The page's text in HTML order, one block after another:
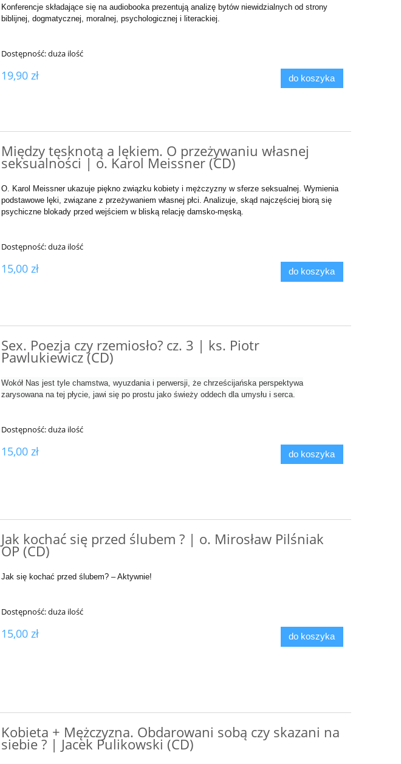
Konferencje składające się na audiobooka prezentują analizę bytów niewidzialnych od strony
biblijnej, dogmatycznej, moralnej, psychologicznej i literackiej.
Dostępność:duża ilość
19,90 zł do koszyka
Między tęsknotą a lękiem. O przeżywaniu własnej
seksualności | o. Karol Meissner (CD)
O. Karol Meissner ukazuje piękno związku kobiety i mężczyzny w sferze seksualnej. Wymienia
podstawowe lęki, związane z przeżywaniem własnej płci. Analizuje, skąd najczęściej biorą się
psychiczne blokady przed wejściem w bliską relację damsko-męską.
Dostępność:duża ilość
15,00 zł do koszyka
Sex. Poezja czy rzemiosło? cz. 3 | ks. Piotr
Pawlukiewicz (CD)
Wokół Nas jest tyle chamstwa, wyuzdania i perwersji, że chrześcijańska perspektywa
zarysowana na tej płycie, jawi się po prostu jako świeży oddech dla umysłu i serca.
Dostępność:duża ilość
15,00 zł do koszyka
Jak kochać się przed ślubem ? | o. Mirosław Pilśniak
OP (CD)
Jak się kochać przed ślubem? – Aktywnie!
Dostępność:duża ilość
15,00 zł do koszyka
Kobieta + Mężczyzna. Obdarowani sobą czy skazani na
siebie ? | Jacek Pulikowski (CD)